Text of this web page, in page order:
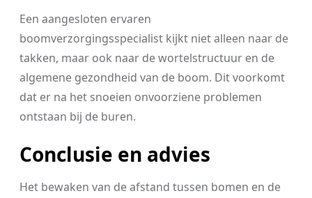
Een aangesloten ervaren
boomverzorgingsspecialist kijkt niet alleen naar de
takken, maar ook naar de wortelstructuur en de
algemene gezondheid van de boom. Dit voorkomt
dat er na het snoeien onvoorziene problemen
ontstaan bij de buren.
Conclusie en advies
Het bewaken van de afstand tussen bomen en de